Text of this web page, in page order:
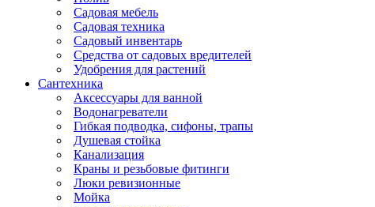
Садовая мебель
Садовая техника
Садовый инвентарь
Средства от садовых вредителей
Удобрения для растений
Сантехника
Аксессуары для ванной
Водонагреватели
Гибкая подводка, сифоны, трапы
Душевая стойка
Канализация
Краны и резьбовые фитинги
Люки ревизионные
Мойка